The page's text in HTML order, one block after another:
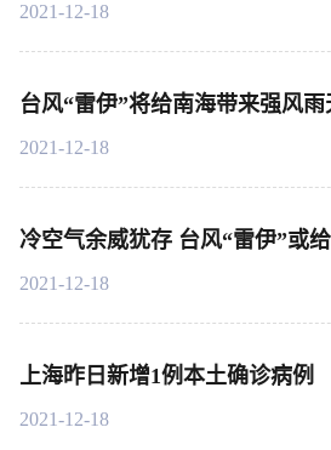
2021-12-18
台风“雷伊”将给南海带来强风雨
2021-12-18
冷空气余威犹存 台风“雷伊”或
2021-12-18
上海昨日新增1例本土确诊病例
2021-12-18